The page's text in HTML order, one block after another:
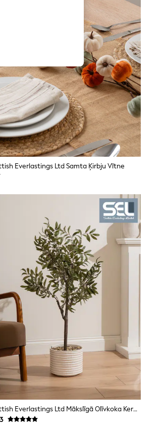
Everlastings Ltd Samta Ķirbju Vītne
Scottish Everlastings Ltd Mākslīgā Olīvkoka Keramikas Podā